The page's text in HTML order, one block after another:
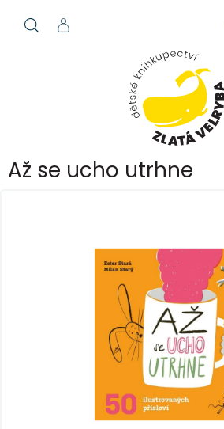
Až se ucho utrhne